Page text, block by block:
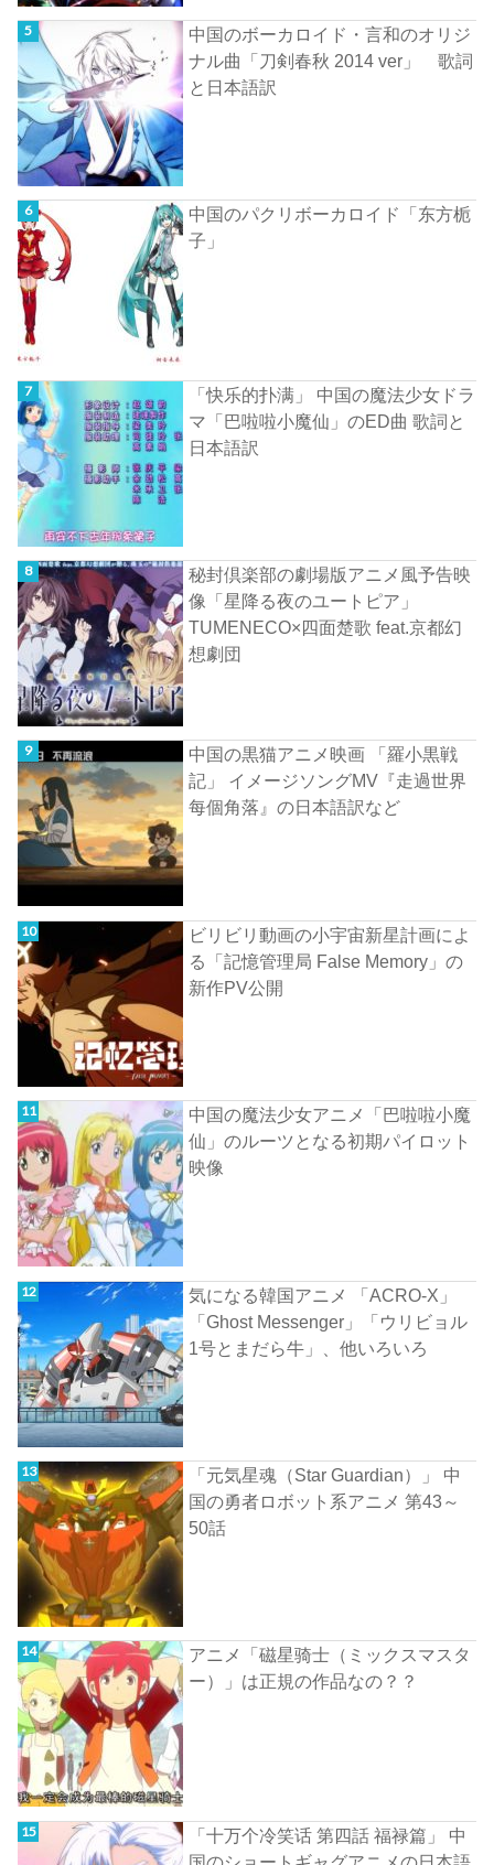
中国のボーカロイド・言和のオリジ
ナル曲「刀剣春秋 2014 ver」 歌詞
と日本語訳
中国のパクリボーカロイド「东方栀
子」
「快乐的扑满」 中国の魔法少女ドラ
マ「巴啦啦小魔仙」のED曲 歌詞と
日本語訳
秘封倶楽部の劇場版アニメ風予告映
像「星降る夜のユートピア」
TUMENECO×四面楚歌 feat.京都幻
想劇団
中国の黒猫アニメ映画 「羅小黒戦
記」 イメージソングMV『走過世界
每個角落』の日本語訳など
ビリビリ動画の小宇宙新星計画によ
る「記憶管理局 False Memory」の
新作PV公開
中国の魔法少女アニメ「巴啦啦小魔
仙」のルーツとなる初期パイロット
映像
気になる韓国アニメ 「ACRO-X」
「Ghost Messenger」「ウリビョル
1号とまだら牛」、他いろいろ
「元気星魂（Star Guardian）」 中
国の勇者ロボット系アニメ 第43～
50話
アニメ「磁星骑士（ミックスマスタ
ー）」は正規の作品なの？？
「十万个冷笑话 第四話 福禄篇」 中